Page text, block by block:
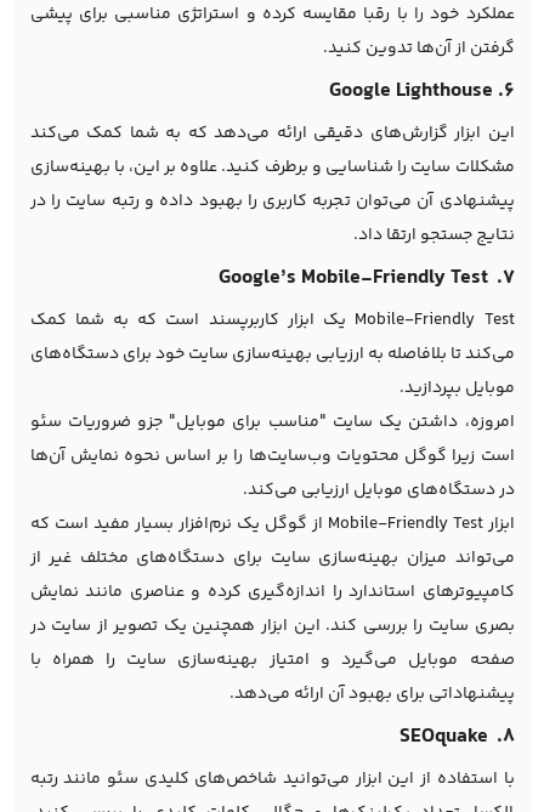
عملکرد خود را با رقبا مقایسه کرده و استراتژی مناسبی برای پیشی
گرفتن از آن‌ها تدوین کنید.
۶. Google Lighthouse
این ابزار گزارش‌های دقیقی ارائه می‌دهد که به شما کمک می‌کند
مشکلات سایت را شناسایی و برطرف کنید. علاوه بر این، با بهینه‌سازی
پیشنهادی آن می‌توان تجربه کاربری را بهبود داده و رتبه سایت را در
نتایج جستجو ارتقا داد.
۷. Google’s Mobile-Friendly Test
Mobile-Friendly Test یک ابزار کاربرپسند است که به شما کمک
می‌کند تا بلافاصله به ارزیابی بهینه‌سازی سایت خود برای دستگاه‌های
موبایل بپردازید.
امروزه، داشتن یک سایت "مناسب برای موبایل" جزو ضروریات سئو
است زیرا گوگل محتویات وب‌سایت‌ها را بر اساس نحوه نمایش آن‌ها
در دستگاه‌های موبایل ارزیابی می‌کند.
ابزار Mobile-Friendly Test از گوگل یک نرم‌افزار بسیار مفید است که
می‌تواند میزان بهینه‌سازی سایت برای دستگاه‌های مختلف غیر از
کامپیوترهای استاندارد را اندازه‌گیری کرده و عناصری مانند نمایش
بصری سایت را بررسی کند. این ابزار همچنین یک تصویر از سایت در
صفحه موبایل می‌گیرد و امتیاز بهینه‌سازی سایت را همراه با
پیشنهاداتی برای بهبود آن ارائه می‌دهد.
۸. SEOquake
با استفاده از این ابزار می‌توانید شاخص‌های کلیدی سئو مانند رتبه